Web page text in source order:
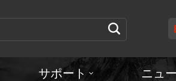
サポート ニュ